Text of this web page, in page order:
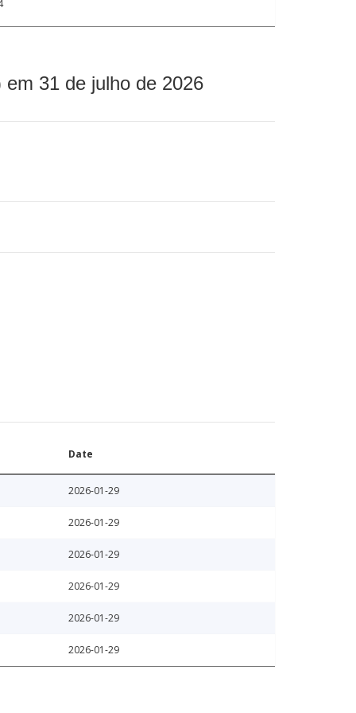
31 de julho de 2026
Date
2026-01-29
2026-01-29
2026-01-29
2026-01-29
2026-01-29
2026-01-29